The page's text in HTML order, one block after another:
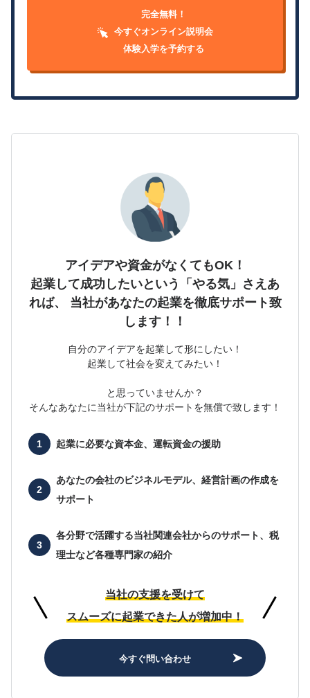
完全無料！
今すぐオンライン説明会
体験入学を予約する
アイデアや資金がなくてもOK！
起業して成功したいという「やる気」さえあ
れば、
当社があなたの起業を徹底サポート致
します！！
自分のアイデアを起業して形にしたい！
起業して社会を変えてみたい！
と思っていませんか？
そんなあなたに当社が下記のサポートを無償で致します！
起業に必要な資本金、運転資金の援助
あなたの会社のビジネルモデル、経営計画の作成を
サポート
各分野で活躍する当社関連会社からのサポート、 税
理士など各種専門家の紹介
当社の支援を受けて
スムーズに起業できた人が増加中！
今すぐ問い合わせ